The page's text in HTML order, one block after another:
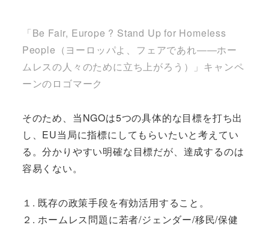
「Be Fair, Europe ? Stand Up for Homeless
People（ヨーロッパよ、フェアであれ――ホー
ムレスの人々のために立ち上がろう）」キャンペ
ーンのロゴマーク
そのため、当NGOは5つの具体的な目標を打ち出
し、EU当局に指標にしてもらいたいと考えてい
る。分かりやすい明確な目標だが、達成するのは
容易くない。
１. 既存の政策手段を有効活用すること。
２. ホームレス問題に若者/ジェンダー/移民/保健